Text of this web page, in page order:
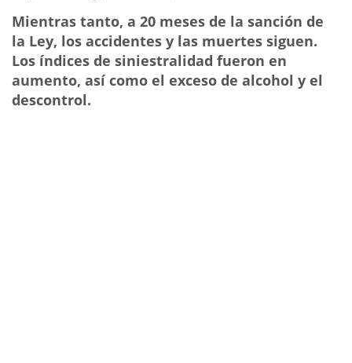
Mientras tanto, a 20 meses de la sanción de
la Ley, los accidentes y las muertes siguen.
Los índices de siniestralidad fueron en
aumento, así como el exceso de alcohol y el
descontrol.